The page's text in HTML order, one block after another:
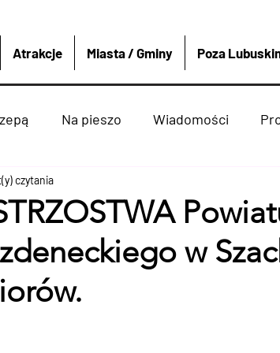
Atrakcje Miasta / Gminy Poza
Na pieszo Wiadomości
krajeńskie
Atrakcje Rzeki Jeziora
Gminy
w
czytania